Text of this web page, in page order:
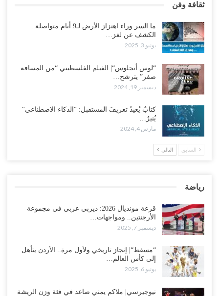
ثقافة وفن
ما السر وراء اهتزاز الأرض لـ9 أيام متواصلة..
الكشف عن لغز…
يونيو 3, 2025
“لوس أنجلوس“| الفيلم الفلسطيني “من المسافة
صفر” يترشح…
ديسمبر 19, 2024
كتابٌ يُعيدُ تعريفَ المستقبل: “الذكاء الاصطناعي“
يُنيرُ…
مارس 4, 2024
السابق التالي
رياضة
قرعة مونديال 2026: ديربي عربي في مجموعة
الأرجنتين.. ومواجهات…
ديسمبر 7, 2025
“مسقط“| إنجاز تاريخي ولأول مرة.. الأردن يتأهل
إلى كأس العالم…
يونيو 6, 2025
نيوجيرسي| ملاكم يمني صاعد في فئة وزن الريشة